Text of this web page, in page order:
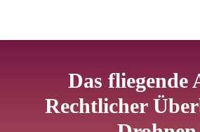
Das fliegende
Rechtlicher